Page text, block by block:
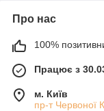
Про нас
100%
Працює з
м. Київ
пр-т Червоної